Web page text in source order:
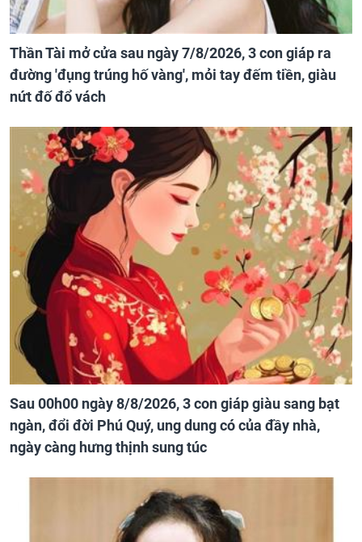
Thần Tài mở cửa sau ngày 7/8/2026, 3 con giáp ra
đường 'đụng trúng hố vàng', mỏi tay đếm tiền, giàu
nứt đố đổ vách
Sau 00h00 ngày 8/8/2026, 3 con giáp giàu sang bạt
ngàn, đổi đời Phú Quý, ung dung có của đầy nhà,
ngày càng hưng thịnh sung túc